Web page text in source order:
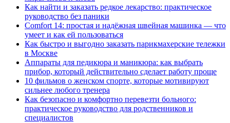
Как найти и заказать редкое лекарство: практическое
руководство без паники
Comfort 14: простая и надёжная швейная машинка — что
умеет и как ей пользоваться
Как быстро и выгодно заказать парикмахерские тележки
в Москве
Аппараты для педикюра и маникюра: как выбрать
прибор, который действительно сделает работу проще
10 фильмов о женском спорте, которые мотивируют
сильнее любого тренера
Как безопасно и комфортно перевезти больного:
практическое руководство для родственников и
специалистов